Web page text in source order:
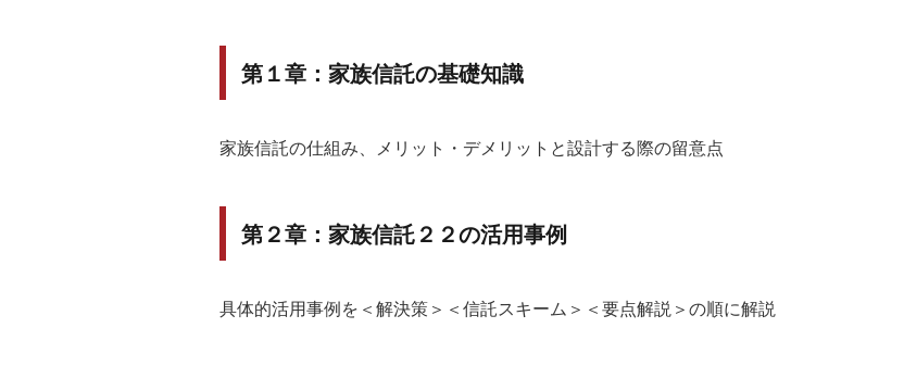
第１章：家族信託の基礎知識
家族信託の仕組み、メリット・デメリットと設計する際の留意点
第２章：家族信託２２の活用事例
具体的活用事例を＜解決策＞＜信託スキーム＞＜要点解説＞の順に解説